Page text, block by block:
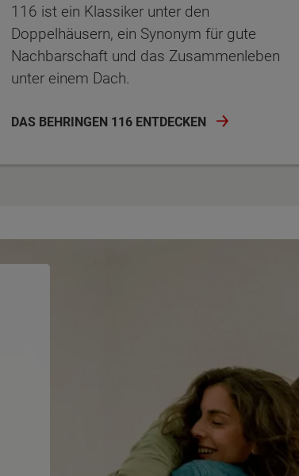
116 ist ein Klassiker unter den
Doppelhäusern, ein Synonym für gute
Nachbarschaft und das Zusammenleben
unter einem Dach.
DAS BEHRINGEN 116 ENTDECKEN